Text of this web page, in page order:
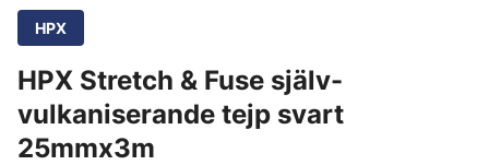
HPX
HPX Stretch & Fuse själv-
vulkaniserande tejp svart
25mmx3m